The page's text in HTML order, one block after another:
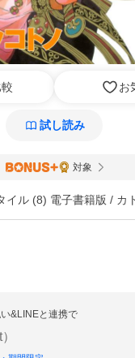
お
試し読み
対象
イル (8) 電子書籍版 / カ
&LINEと連携で